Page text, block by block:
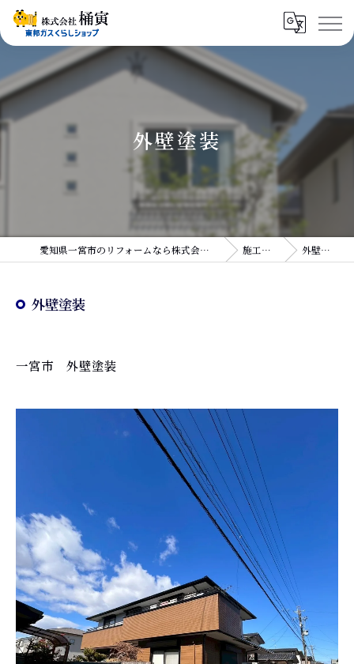
外壁塗装
愛知県一宮市のリフォームなら株式会社桶寅 施工実績 外壁塗装
外壁塗装
一宮市 外壁塗装